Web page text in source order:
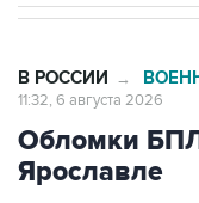
В РОССИИ →
11:32, 6 августа 2026
Обломки
Ярославле